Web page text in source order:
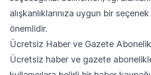
alışkanlıklarınıza uygun bir
önemlidir.
Ücretsiz Haber ve Gazete
Ücretsiz haber ve gazete